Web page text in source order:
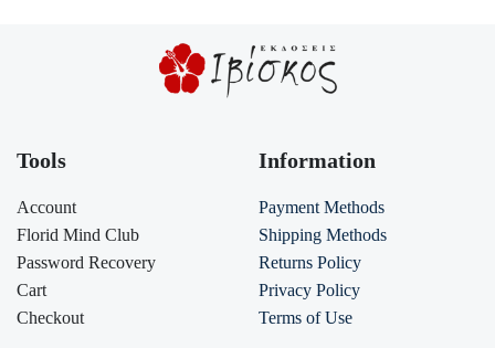
Tools
Account
Florid Mind Club
Password Recovery
Cart
Checkout
Information
Payment Methods
Shipping Methods
Returns Policy
Privacy Policy
Terms of Use